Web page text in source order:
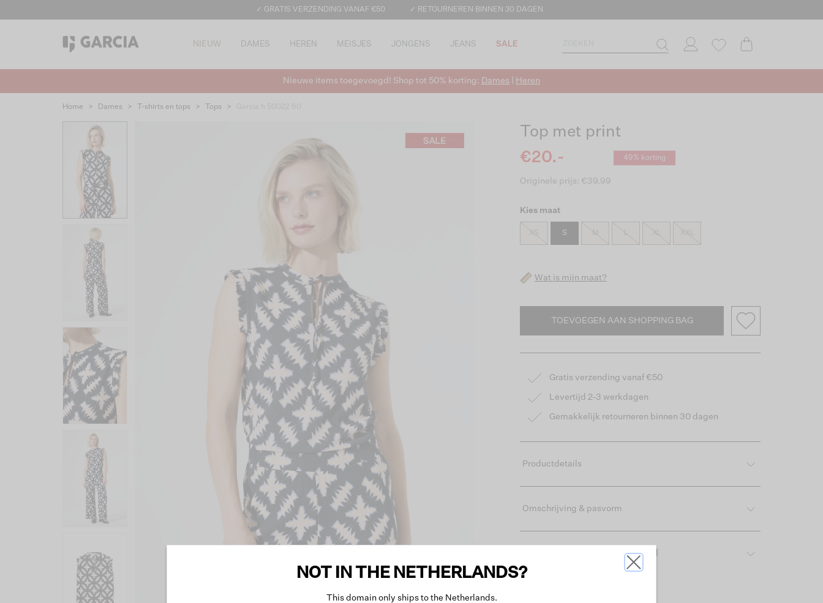
✓ GRATIS VERZENDING VANAF €50 ✓ RETOURNEREN BINNEN 30 DAGEN
NIEUW DAMES HEREN MEISJES JONGENS JEANS SALE
Nieuwe items toegevoegd! Shop tot 50% korting: Dames Heren
Home > Dames > T-shirts en tops > Tops >
Top met print
€20.-
49% korting
Originele prijs: €39.99
Kies maat
XS S M XL XXL
Wat is mijn maat?
TOEVOEGEN AAN SHOPPING BAG
Gratis verzending vanaf €50
Levertijd 2-3 werkdagen
Gemakkelijk retourneren binnen 30 dagen
Productdetails
Omschrijving & pasvorm
Meer over het gebruikte materiaal
NOT IN THE NETHERLANDS?
This domain only ships to the Netherlands.